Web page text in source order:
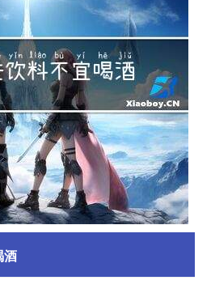
酒